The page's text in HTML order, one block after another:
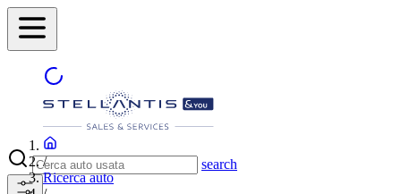
search
/
Ricerca auto